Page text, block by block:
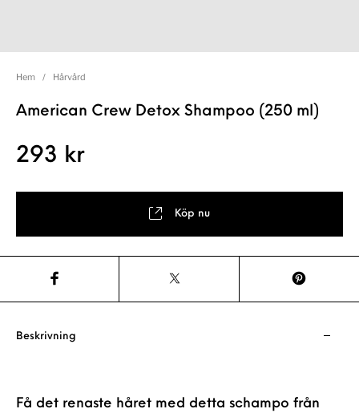
Hem / Hårvård
American Crew Detox Shampoo (250 ml)
293 kr
Köp nu
Beskrivning
Få det renaste håret med detta schampo från